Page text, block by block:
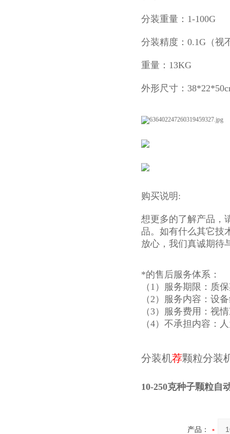
分装重量：1-100G
分装精度：0.1G（视
重量：13KG
外形尺寸：
购买说明:
想更多的了解产品，
品。如有什么其它技
放心，我们真诚期待
*的售后服务体系：
（1）服务期限：质
（2）服务内容：设
（3）服务费用：视
（4）不承担内容：
分装机荐颗粒分装
10-250克种子颗粒自
产品：